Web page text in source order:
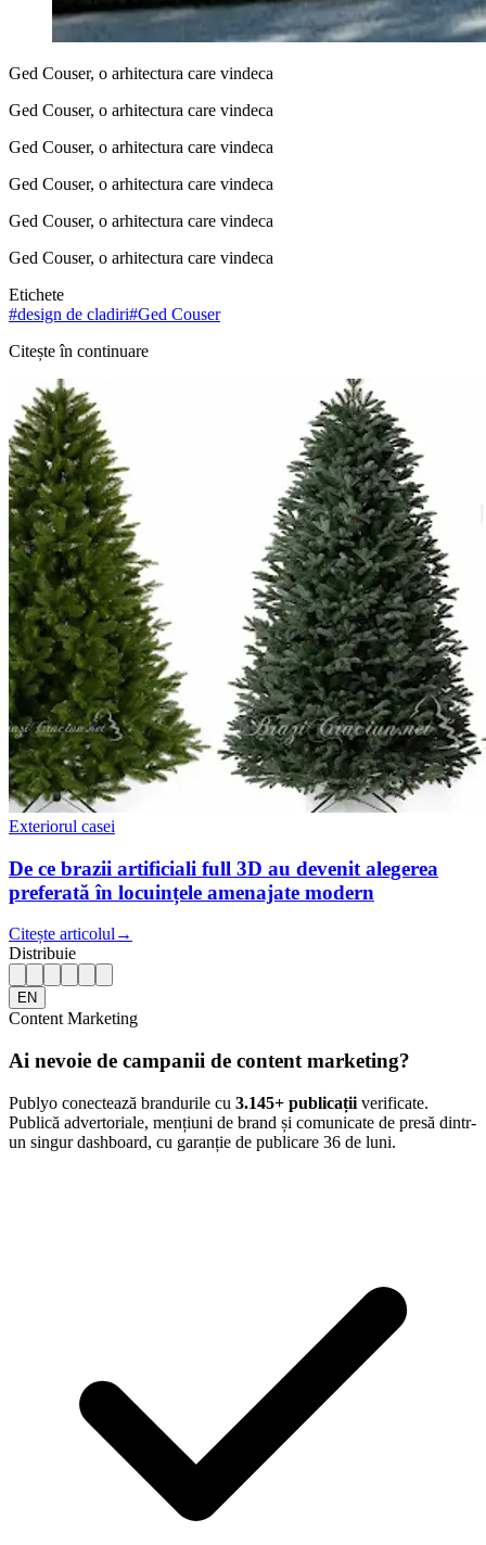
Ged Couser, o arhitectura care vindeca
Ged Couser, o arhitectura care vindeca
Ged Couser, o arhitectura care vindeca
Ged Couser, o arhitectura care vindeca
Ged Couser, o arhitectura care vindeca
Ged Couser, o arhitectura care vindeca
Etichete
#design de cladiri#Ged Couser
Citește în continuare
Exteriorul casei
De ce brazii artificiali full 3D au devenit alegerea
preferată în locuințele amenajate modern
Citește articolul →
Distribuie
EN
Content Marketing
Ai nevoie de campanii de content marketing?
Publyo conectează brandurile cu 3.145+ publicații verificate.
Publică advertoriale, mențiuni de brand și comunicate de presă dintr-
un singur dashboard, cu garanție de publicare 36 de luni.